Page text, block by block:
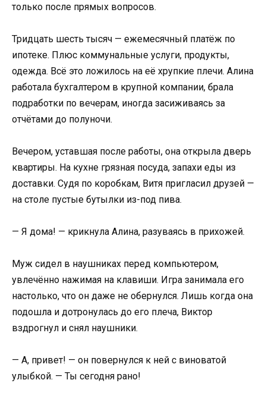
только после прямых вопросов.
Тридцать шесть тысяч — ежемесячный платёж по
ипотеке. Плюс коммунальные услуги, продукты,
одежда. Всё это ложилось на её хрупкие плечи. Алина
работала бухгалтером в крупной компании, брала
подработки по вечерам, иногда засиживаясь за
отчётами до полуночи.
Вечером, уставшая после работы, она открыла дверь
квартиры. На кухне грязная посуда, запахи еды из
доставки. Судя по коробкам, Витя пригласил друзей —
на столе пустые бутылки из-под пива.
— Я дома! — крикнула Алина, разуваясь в прихожей.
Муж сидел в наушниках перед компьютером,
увлечённо нажимая на клавиши. Игра занимала его
настолько, что он даже не обернулся. Лишь когда она
подошла и дотронулась до его плеча, Виктор
вздрогнул и снял наушники.
— А, привет! — он повернулся к ней с виноватой
улыбкой. — Ты сегодня рано!